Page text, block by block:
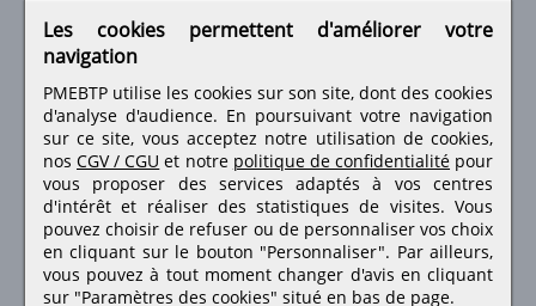
Retrouvez-nous sur les réseaux sociaux
Les cookies permettent d'améliorer votre
navigation
PMEBTP utilise les cookies sur son site, dont des cookies
d'analyse d'audience. En poursuivant votre navigation
sur ce site, vous acceptez notre utilisation de cookies,
nos CGV / CGU et notre politique de confidentialité pour
vous proposer des services adaptés à vos centres
d'intérêt et réaliser des statistiques de visites.Vous
pouvez choisir de refuser ou de personnaliser vos choix
en cliquant sur le bouton "Personnaliser". Par ailleurs,
vous pouvez à tout moment changer d'avis en cliquant
sur "Paramètres des cookies" situé en bas de page.